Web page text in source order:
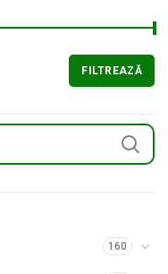
FILTREAZĂ
160